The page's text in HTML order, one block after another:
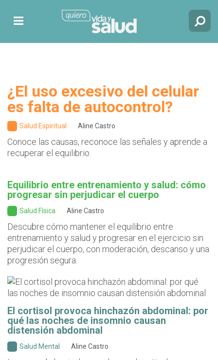
¿El uso excesivo del celular
es falta de autocontrol?
Salud Espiritual Aline Castro
Conoce las causas, reconoce las señales y aprende a
recuperar el equilibrio.
Equilibrio entre entrenamiento y salud: cómo
progresar sin perjudicar el cuerpo
Salud Física Aline Castro
Descubre cómo mantener el equilibrio entre
entrenamiento y salud y progresar en el ejercicio sin
perjudicar el cuerpo, con moderación, descanso y una
progresión segura.
El cortisol provoca hinchazón abdominal: por
qué las noches de insomnio causan
distensión abdominal
Salud Mental Aline Castro